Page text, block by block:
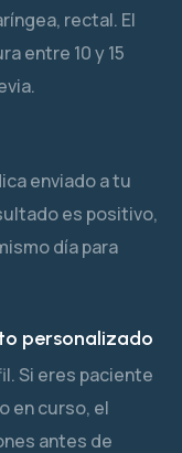
rectal. El
entre 10 y 15
enviado a tu
es positivo,
día para
personalizado
Si eres paciente
en curso, el
antes de